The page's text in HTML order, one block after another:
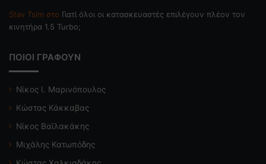
Stav Tsim στο Γιατί όλοι οι κατασκευαστές επιλέγουν πλέον τον
κινητήρα 1.5 Turbo;
ΠΟΙΟΙ ΓΡΑΦΟΥΝ
Νίκος Ι. Μαρινόπουλος
Κώστας Κάκκαβας
Νίκος Βαϊλακάκης
Μιχάλης Κατωπόδης